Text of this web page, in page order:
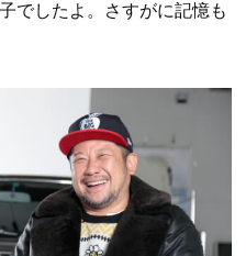
でしたよ。さすがに記憶も